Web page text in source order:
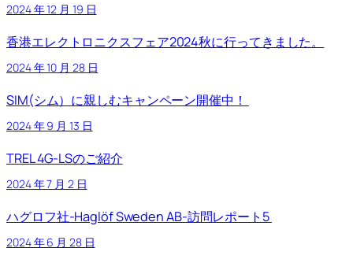
2024 年 12 月 19 日
香港エレクトロニクスフェア2024秋に行ってきました。
2024 年 10 月 28 日
SIM(シム）に親しむキャンペーン開催中！
2024 年 9 月 13 日
TREL 4G-LSのご紹介
2024 年 7 月 2 日
ハグロフ社-Haglöf Sweden AB-訪問レポート5
2024 年 6 月 28 日